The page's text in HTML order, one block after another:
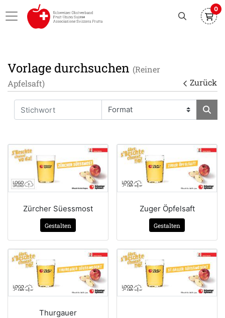
0
Vorlage durchsuchen (Reiner
Apfelsaft)
Zurück
Zürcher Süessmost
Gestalten
Zuger Öpfelsaft
Gestalten
Thurgauer